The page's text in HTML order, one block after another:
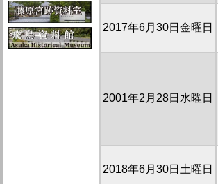
2017年6月30日金曜日
2001年2月28日水曜日
2018年6月30日土曜日